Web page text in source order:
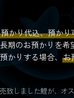
預かり代込、預か
期のお預かりを希
かりする場合、 お
致しました鯉が、オ